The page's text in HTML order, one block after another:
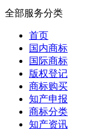
全部服务分类
首页
国内商标
国际商标
版权登记
商标购买
知产申报
商标分类
知产资讯